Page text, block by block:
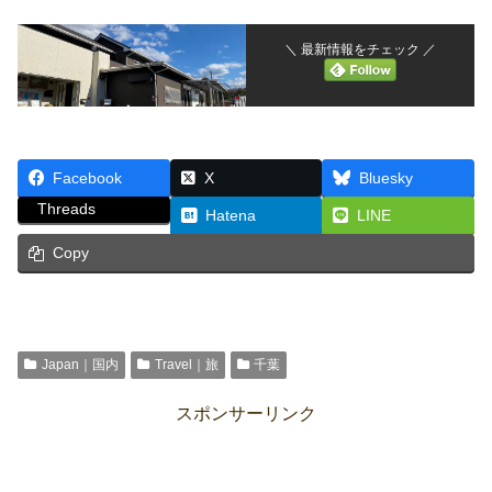
＼ 最新情報をチェック ／
Facebook X
Bluesky
Threads
Hatena LINE
Copy
Japan｜国内 Travel｜旅 千葉
スポンサーリンク